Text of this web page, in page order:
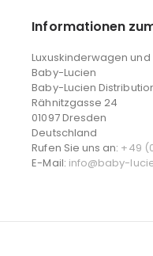
Informationen
Luxuskinderwagen
Baby-Lucien
Baby-Lucien
Rähnitzgasse 24
01097 Dresden
Deutschland
Rufen Sie uns an: +49
E-Mail: info@baby-